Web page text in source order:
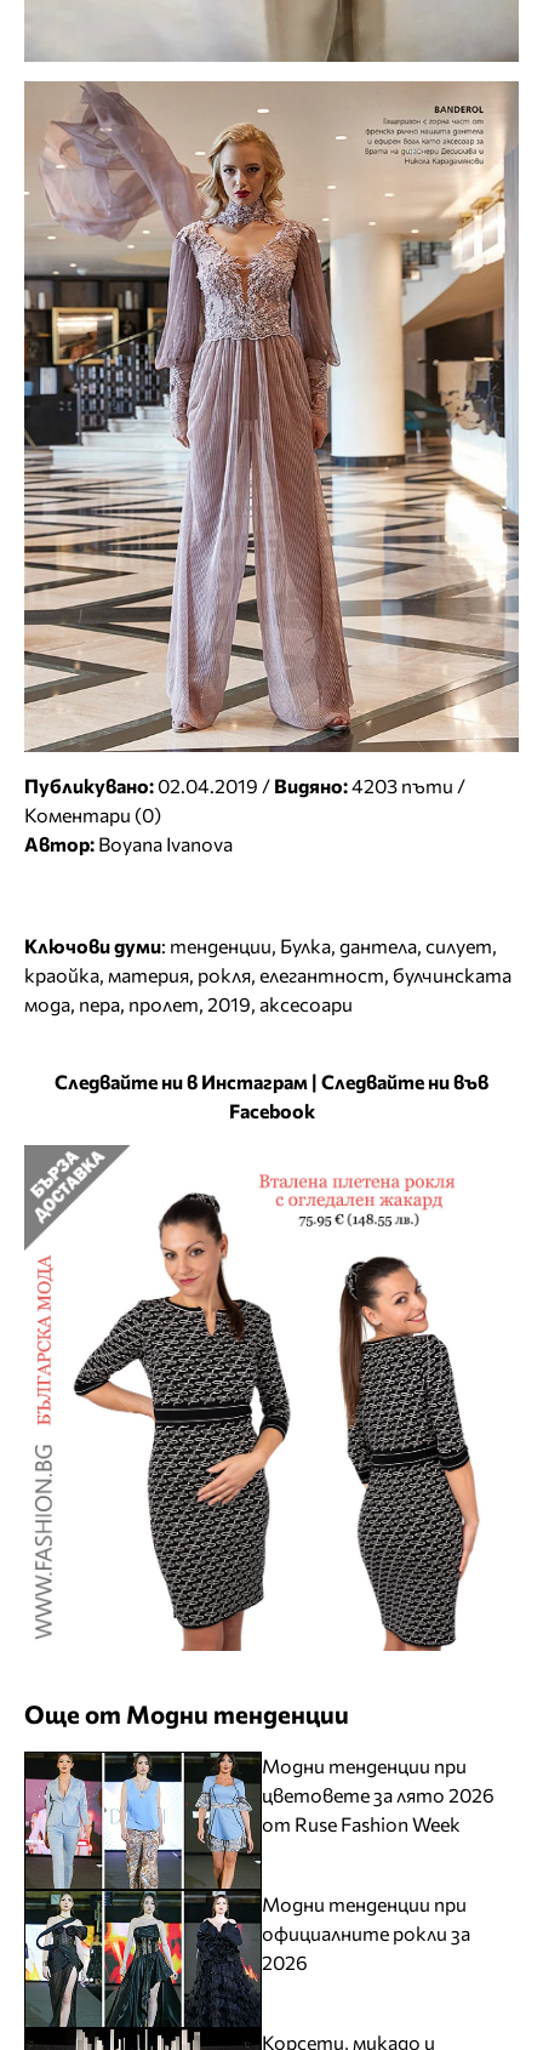
Публикувано: 02.04.2019 / Видяно:4203 пъти /
Коментари (0)
Автор: Boyana Ivanova
Ключови думи: тенденции, Булка, дантела, силует,
краойка, материя, рокля, елегантност, булчинската
мода, пера, пролет, 2019, аксесоари
Следвайте ни в Инстаграм | Следвайте ни във
Facebook
Още от Модни тенденции
Модни тенденции при
цветовете за лято 2026
от Ruse Fashion Week
Модни тенденции при
официалните рокли за
2026
Корсети, микадо и